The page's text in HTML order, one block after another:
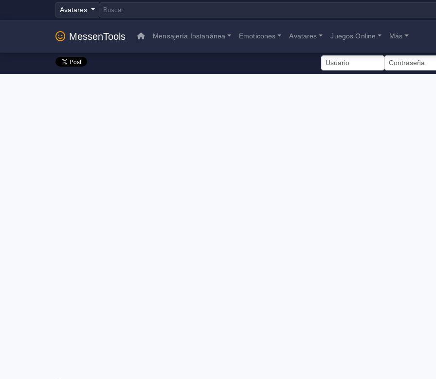
Avatares
MessenTools Mensajería Instanánea Emoticones Avatares Juegos Online Más